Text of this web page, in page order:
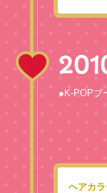
●K-POPブ
ヘアカ